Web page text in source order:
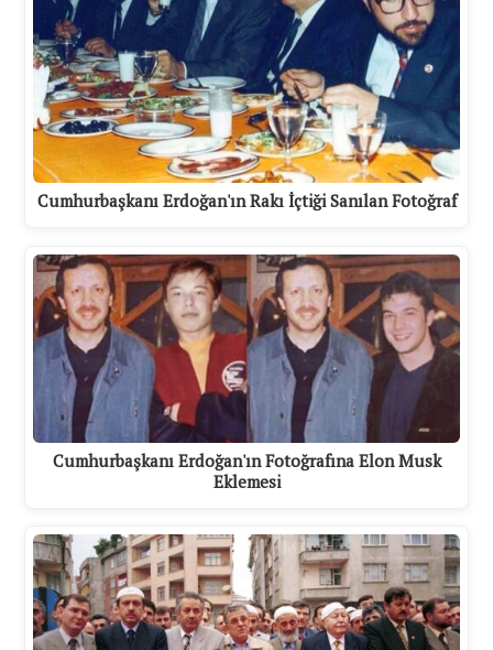
Cumhurbaşkanı Erdoğan'ın Rakı İçtiği Sanılan Fotoğraf
Cumhurbaşkanı Erdoğan'ın Fotoğrafına Elon Musk
Eklemesi